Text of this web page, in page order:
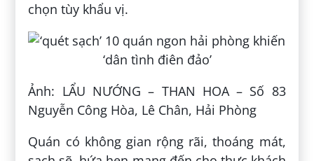
chọn tùy khẩu vị.
Ảnh: LẨU NƯỚNG – THAN HOA – Số 83
Nguyễn Công Hòa, Lê Chân, Hải Phòng
Quán có không gian rộng rãi, thoáng mát,